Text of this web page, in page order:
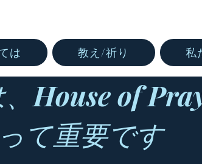
は 教え/祈り 私
House of
て重要です